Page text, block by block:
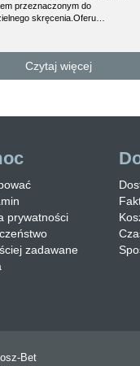
do
skręcenia.Oferu…
Czytaj więcej
prywatności
zadawane
Bet